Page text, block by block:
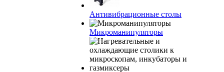
Антивибрационные столы
Микроманипуляторы